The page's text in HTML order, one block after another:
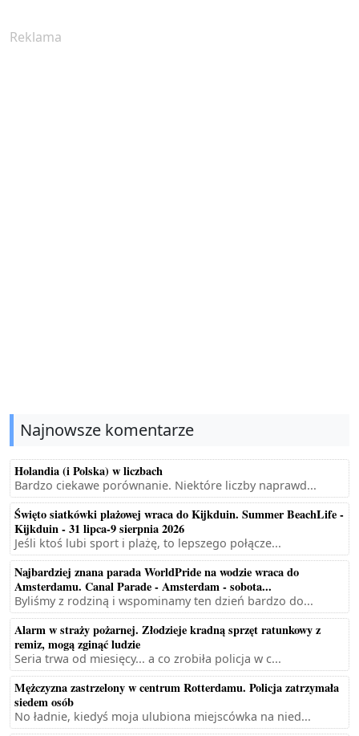
Reklama
Najnowsze komentarze
Holandia (i Polska) w liczbach
Bardzo ciekawe porównanie. Niektóre liczby naprawd...
Święto siatkówki plażowej wraca do Kijkduin. Summer BeachLife -
Kijkduin - 31 lipca-9 sierpnia 2026
Jeśli ktoś lubi sport i plażę, to lepszego połącze...
Najbardziej znana parada WorldPride na wodzie wraca do
Amsterdamu. Canal Parade - Amsterdam - sobota...
Byliśmy z rodziną i wspominamy ten dzień bardzo do...
Alarm w straży pożarnej. Złodzieje kradną sprzęt ratunkowy z
remiz, mogą zginąć ludzie
Seria trwa od miesięcy... a co zrobiła policja w c...
Mężczyzna zastrzelony w centrum Rotterdamu. Policja zatrzymała
siedem osób
No ładnie, kiedyś moja ulubiona miejscówka na nied...